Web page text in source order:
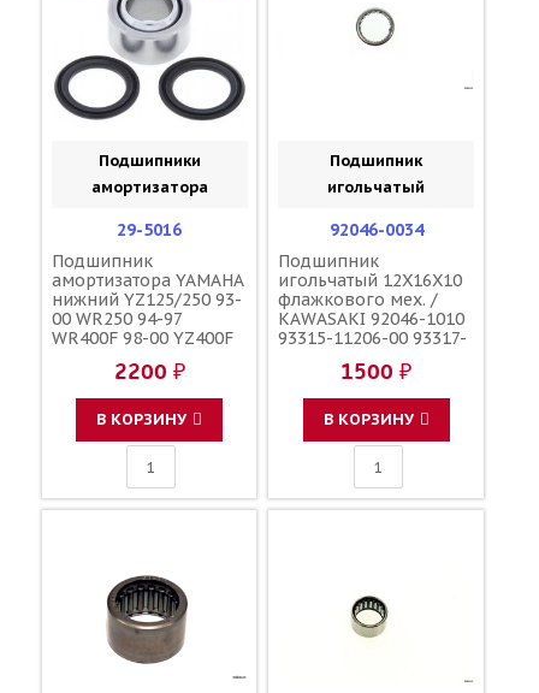
Подшипники
амортизатора
29-5016
Подшипник
амортизатора YAMAHA
нижний YZ125/250 93-
00 WR250 94-97
WR400F 98-00 YZ400F
2200 ₽
В КОРЗИНУ
Подшипник
игольчатый
92046-0034
Подшипник
игольчатый 12X16X10
флажкового мех. /
KAWASAKI 92046-1010
93315-11206-00 93317-
00 K9204-60034
1500 ₽
В КОРЗИНУ